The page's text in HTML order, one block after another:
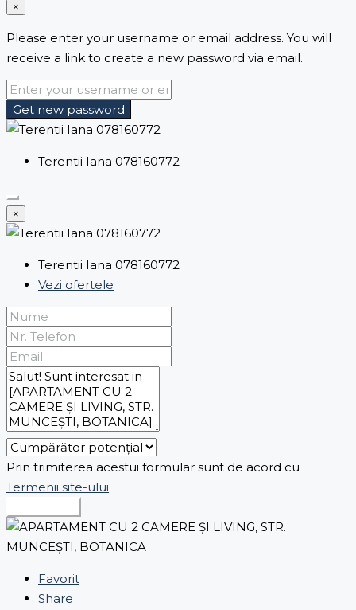
×
Please enter your username or email address. You will
receive a link to create a new password via email.
Get new password
Terentii Iana 078160772
×
Terentii Iana 078160772
Vezi ofertele
Prin trimiterea acestui formular sunt de acord cu
Termenii site-ului
Favorit
Share